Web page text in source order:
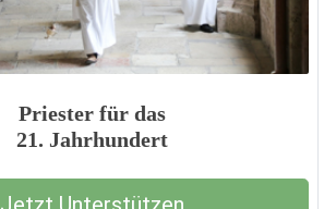
Priester für das
21. Jahrhundert